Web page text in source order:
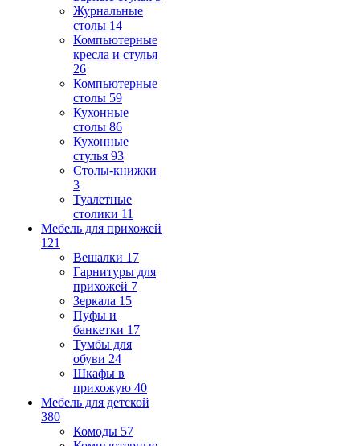
Журнальные
столы 14
Компьютерные
кресла и стулья
26
Компьютерные
столы 59
Кухонные
столы 86
Кухонные
стулья 93
Столы-книжки
3
Туалетные
столики 11
Мебель для прихожей
121
Вешалки 17
Гарнитуры для
прихожей 7
Зеркала 15
Пуфы и
банкетки 17
Тумбы для
обуви 24
Шкафы в
прихожую 40
Мебель для детской
380
Комоды 57